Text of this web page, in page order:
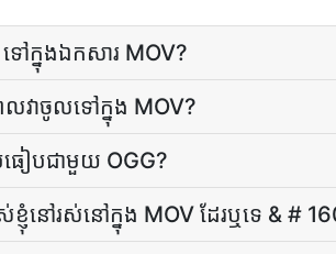
ៅ​ក្នុង​ឯកសារ MOV?
វា​ចូល​ទៅ​ក្នុង MOV?
ៀប​ជាមួយ OGG?
នៅ​រស់​នៅ​ក្នុង MOV ដែរឬទេ & #